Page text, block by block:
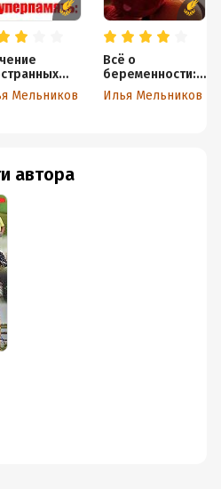
Мельников
Всё о
беременности:
этапы
Илья Мельников
автора